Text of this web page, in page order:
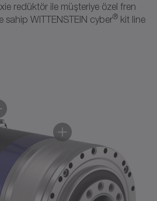
redüktör ile müşteriye özel fren
sahip WITTENSTEIN cyber® kit line